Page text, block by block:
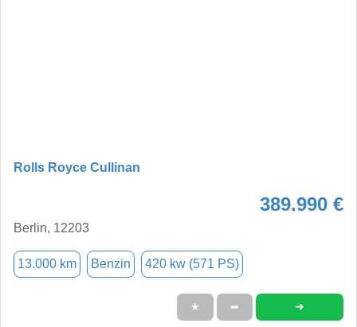
Rolls Royce Cullinan
389.990 €
Berlin, 12203
13.000 km Benzin 420 kw (571 PS)
★ ➦ ➜